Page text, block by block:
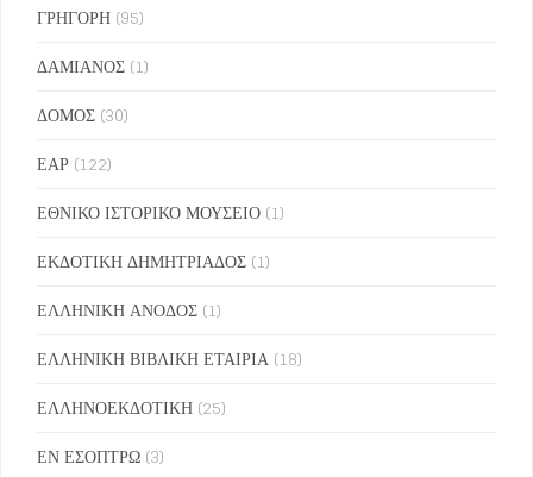
ΓΡΗΓΟΡΗ (95)
ΔΑΜΙΑΝΟΣ (1)
ΔΟΜΟΣ (30)
ΕΑΡ (122)
ΕΘΝΙΚΟ ΙΣΤΟΡΙΚΟ ΜΟΥΣΕΙΟ (1)
ΕΚΔΟΤΙΚΗ ΔΗΜΗΤΡΙΑΔΟΣ (1)
ΕΛΛΗΝΙΚΗ ΑΝΟΔΟΣ (1)
ΕΛΛΗΝΙΚΗ ΒΙΒΛΙΚΗ ΕΤΑΙΡΙΑ (18)
ΕΛΛΗΝΟΕΚΔΟΤΙΚΗ (25)
ΕΝ ΕΣΟΠΤΡΩ (3)